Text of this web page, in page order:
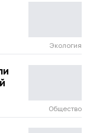
Экология
Общество